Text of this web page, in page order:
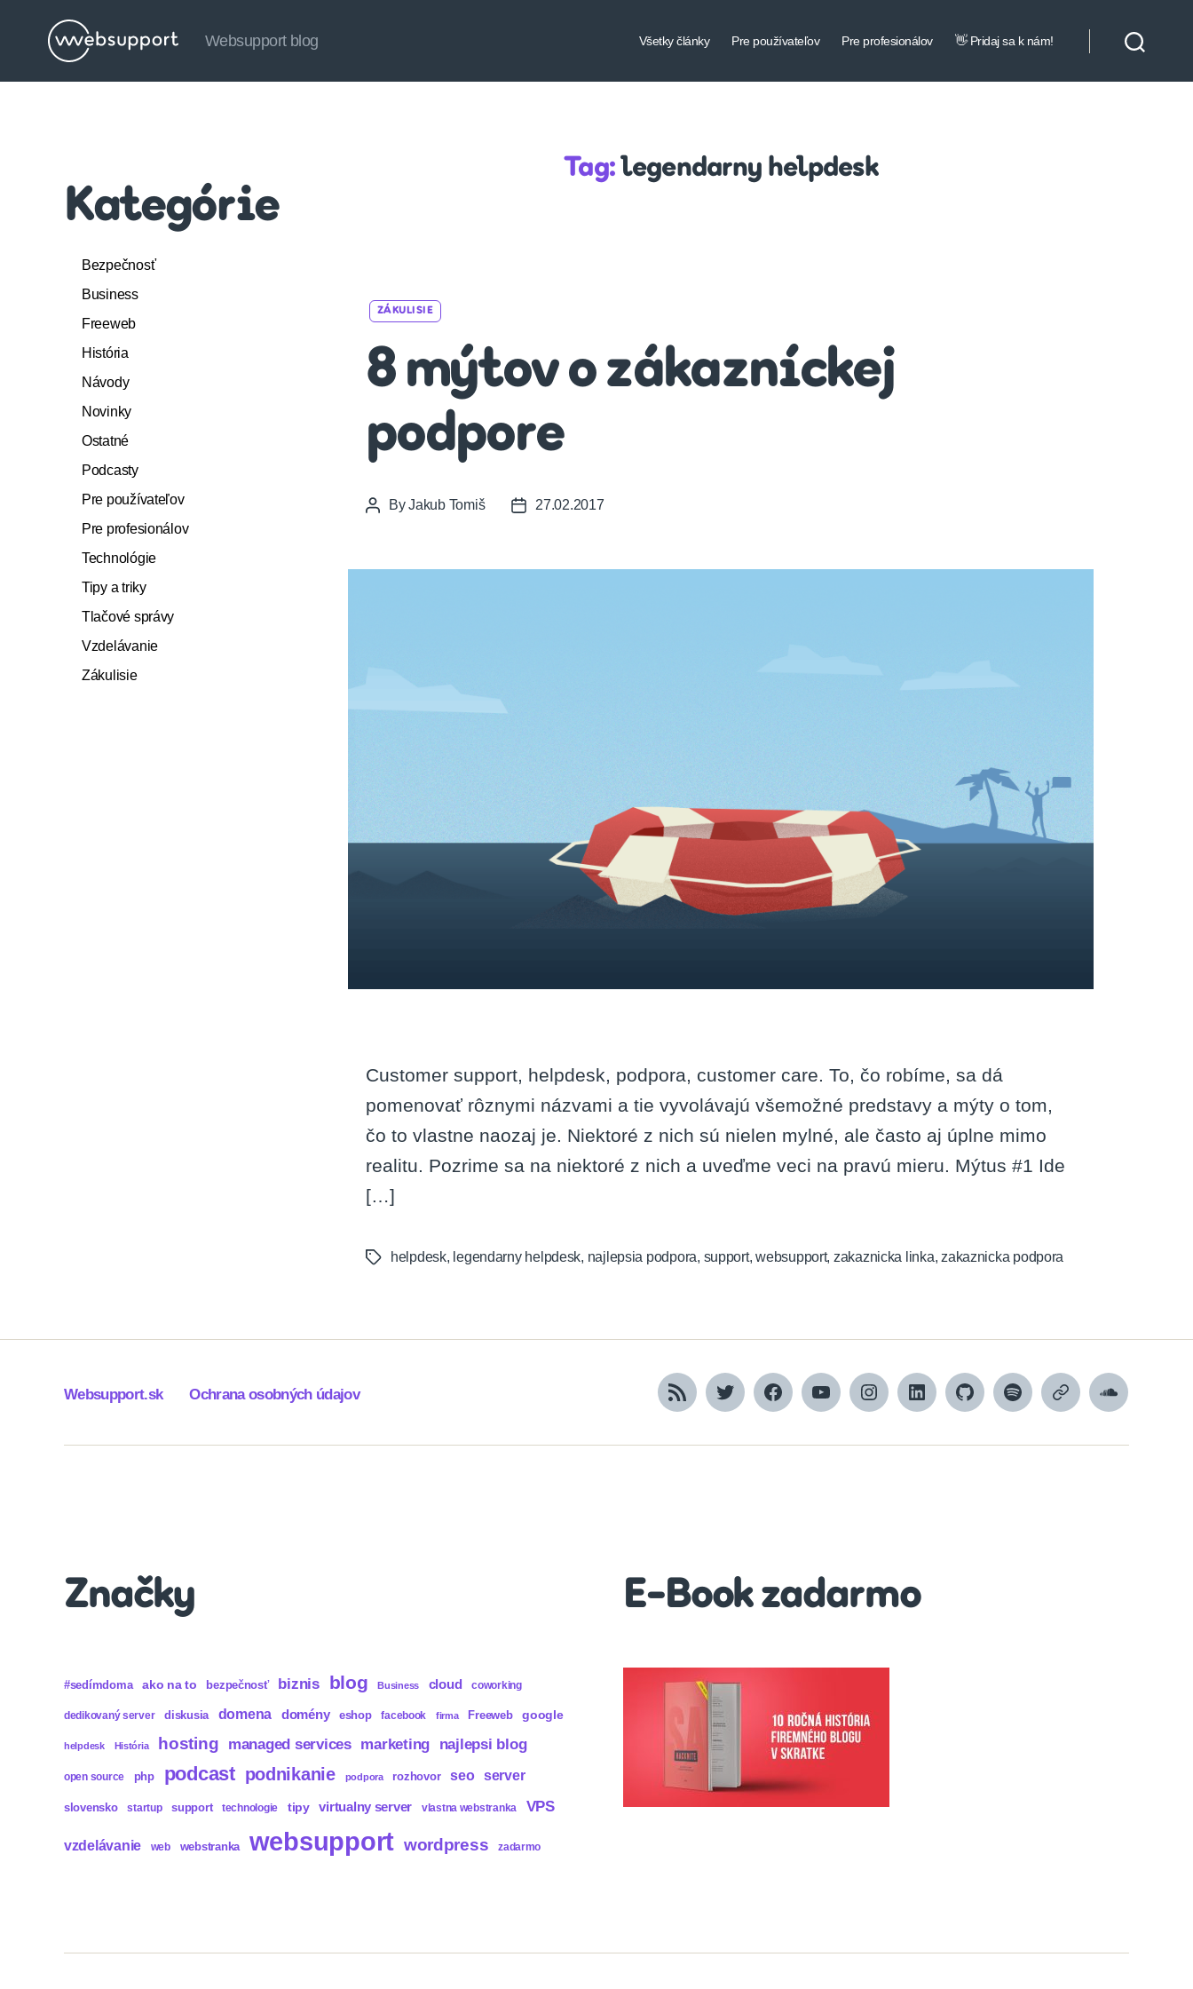
Websupport
Websupport blog Všetky články Pre používateľov Pre profesionálov 👋 Pridaj sa k nám!
Kategórie
Bezpečnosť
Business
Freeweb
História
Návody
Novinky
Ostatné
Podcasty
Pre používateľov
Pre profesionálov
Technológie
Tipy a triky
Tlačové správy
Vzdelávanie
Zákulisie
Tag: legendarny helpdesk
ZÁKULISIE
8 mýtov o zákazníckej
podpore
PostByJakub Tomiš
Post27.02.2017
Customer support, helpdesk, podpora, customer care. To, čo robíme, sa dá
pomenovať rôznymi názvami a tie vyvolávajú všemožné predstavy a mýty o tom,
čo to vlastne naozaj je. Niektoré z nich sú nielen mylné, ale často aj úplne mimo
realitu. Pozrime sa na niektoré z nich a uveďme veci na pravú mieru. Mýtus #1 Ide
[…]
Tagshelpdesk, legendarny helpdesk, najlepsia podpora, support,websupport, zakaznicka linka,zakaznicka podpora
Websupport.sk Ochrana osobných údajov RSS TwitterFacebookYouTubeInstagramLinkedInGitHubSpotifyApple
SoundCloud
Značky
#sedímdoma ako na to bezpečnosť biznis blog Business cloud coworking
dedikovaný server diskusia domena domény eshop facebook firma Freeweb google
helpdesk História hosting managed services marketing najlepsi blog
open source php podcast podnikanie podpora rozhovor seo server
slovensko startup support technologie tipy virtualny server vlastna webstranka VPS
vzdelávanie web webstranka websupport wordpress zadarmo
E-Book zadarmo